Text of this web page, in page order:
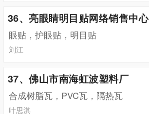
36、亮眼睛明目贴网络销售中心
眼贴，护眼贴，明目贴
刘江
37、佛山市南海虹波塑料厂
合成树脂瓦，PVC瓦，隔热瓦
叶思淇